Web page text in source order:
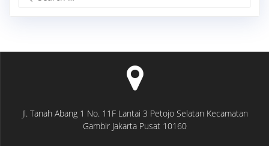
Jl. Tanah Abang 1 No. 11F Lantai 3 Petojo Selatan Kecamatan
Gambir Jakarta Pusat 10160